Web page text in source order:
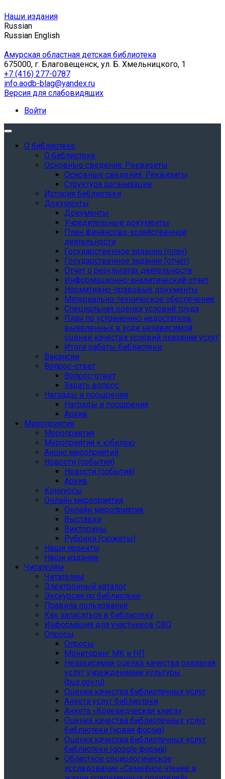
Наши издания
Russian
Russian English
Амурская областная детская библиотека
675000, г. Благовещенск, ул. Б. Хмельницкого, 1
+7 (416) 277-0787
info.aodb-blag@yandex.ru
Версия для слабовидящих
Войти
О библиотеке
О библиотеке
Основные сведения. Реквизиты
Основные сведения. Реквизиты
Структура организации
История библиотеки
Документы
Документы
Учредительные документы
План финансово-хозяйственной
деятельности
Государственное задание (план)
Государственное задание (отчет)
Отчет о результатах деятельности
Информационно-аналитический отчет
Нормативно-правовые документы
Материально-техническое обеспечение
Специальная оценка условий труда
План по устранению недостатков,
выявленных в ходе независимой
оценки качества условий оказания услуг
Итоги работы библиотеки
Вакансии
Вопрос-ответ
Вопрос-ответ
Задать вопрос
Награды и поощрения
Награды и поощрения
Архив
Мероприятия
Мероприятия
Мероприятия к юбилею
Анонс мероприятий
Новости (события)
Новости (события)
Архив
Конкурсы
Онлайн мероприятия
Онлайн мероприятия
Выставки
Викторины
Рубрики (сюжеты)
Наши проекты
Наши издания
Читателям
Читателям
Электронный каталог
Экскурсия по библиотеке
Правила пользования
Как записаться в библиотеку
Информация для участников СВО
Опросы
Опросы
Мониторинг МК и НП
Независимая оценка качества оказания
услуг учреждениями культуры
(bus.gov.ru)
Оценка качества библиотечных услуг
Анкета услуг библиотеки
Анкета «Краеведческая книга»
Oценка качества библиотечных услуг
библиотеки (новая форма)
Oценка качества библиотечных услуг
библиотеки (google форма)
Областное социологическое
исследование «Семейное чтение в